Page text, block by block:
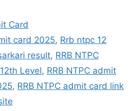
Card
card 2025, Rrb ntpc 12
result, RRB NTPC
Level, RRB NTPC admit
, RRB NTPC admit card link